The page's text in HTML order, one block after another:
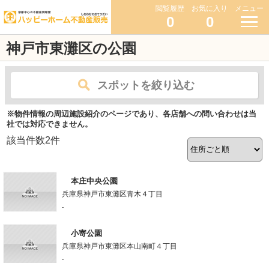
閲覧履歴
0
お気に入り
0
メニュー
神戸市東灘区の公園
スポットを絞り込む
※物件情報の周辺施設紹介のページであり、各店舗への問い合わせは当
社では対応できません。
該当件数2件
本庄中央公園
兵庫県神戸市東灘区青木４丁目
-
小寄公園
兵庫県神戸市東灘区本山南町４丁目
-